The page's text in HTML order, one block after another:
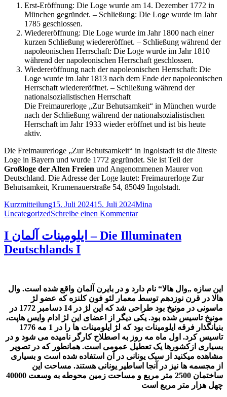
Erst-Eröffnung: Die Loge wurde am 14. Dezember 1772 in
München gegründet. – Schließung: Die Loge wurde im Jahr
1785 geschlossen.
Wiedereröffnung: Die Loge wurde im Jahr 1800 nach einer
kurzen Schließung wiedereröffnet. – Schließung während der
napoleonischen Herrschaft: Die Loge wurde im Jahr 1810
während der napoleonischen Herrschaft geschlossen.
Wiedereröffnung nach der napoleonischen Herrschaft: Die
Loge wurde im Jahr 1813 nach dem Ende der napoleonischen
Herrschaft wiedereröffnet. – Schließung während der
nationalsozialistischen Herrschaft
Die Freimaurerloge „Zur Behutsamkeit“ in München wurde
nach der Schließung während der nationalsozialistischen
Herrschaft im Jahr 1933 wieder eröffnet und ist bis heute
aktiv.
Die Freimaurerloge „Zur Behutsamkeit“ in Ingolstadt ist die älteste
Loge in Bayern und wurde 1772 gegründet. Sie ist Teil der
Großloge der Alten Freien und Angenommenen Maurer von
Deutschland. Die Adresse der Loge lautet: Freimaurerloge Zur
Behutsamkeit, Krumenauerstraße 54, 85049 Ingolstadt.
Format
KurzmitteilungVeröffentlicht
am
15. Juli 202415. Juli 2024Autor
Mina
UncategorizedSchreibe einen Kommentarzu
ایلومینات
آلمان
II
I ایلومینات آلمان – Die Illuminaten
Deutschlands I
این سازه „وال هالا“ نام دارد و در بایرن آلمان واقع شده است. وال
هالا در قرن نوزدهم توسط معمار لئو فون کلنزه که عضو لژ
ماسونی در مونیخ بود طراحی شد که این لژ در 14 دسامبر 1772 در
مونیخ تاسیس شده بود. یکی دیگر از اعضای این لژ ادام وایس هاپت،
بنیانگذار فرقه ایلومینات بود که لژ ایلومینات ها را در 1 مه 1776
تاسیس کرد. اول ماه مه روز به اصطلاح کارگر نامیده می شود و در
بسیاری ازکشورها یک تعطیل عمومی است. همانطور که در تصویر
مشاهده میکنید از سبک یونانی در آن استفاده شده است و بسیاری
از مجسمه ها نیز در آنجا اساطیر یونانی هستند. مساحت این
ساختمان 2500 متر مربع و مساحت زمین محوطه به وسعت 40000
چهل هزار متر مربع است